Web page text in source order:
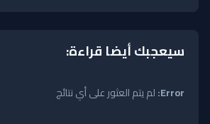
سيعجبك أيضا قراءة:
Error: لم يتم العثور على أي نتائج